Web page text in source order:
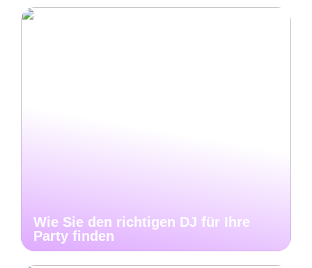
Wie Sie den richtigen DJ für Ihre
Party finden